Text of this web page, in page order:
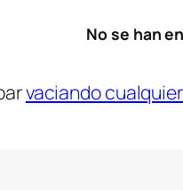
No se han
vaciando